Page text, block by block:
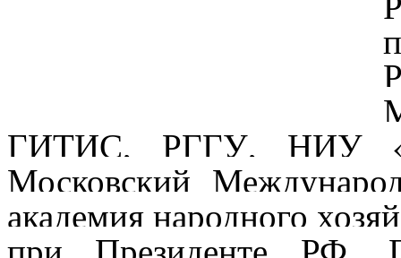
ГИТИС, РГГУ, НИУ
Московский
академия народного